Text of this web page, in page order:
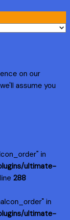
on our
assume you
in
ultimate-
288
in
ultimate-